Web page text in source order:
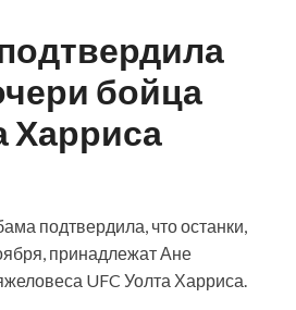
бойца
Харриса
подтвердила, что останки,
принадлежат Ане
UFC Уолта Харриса.